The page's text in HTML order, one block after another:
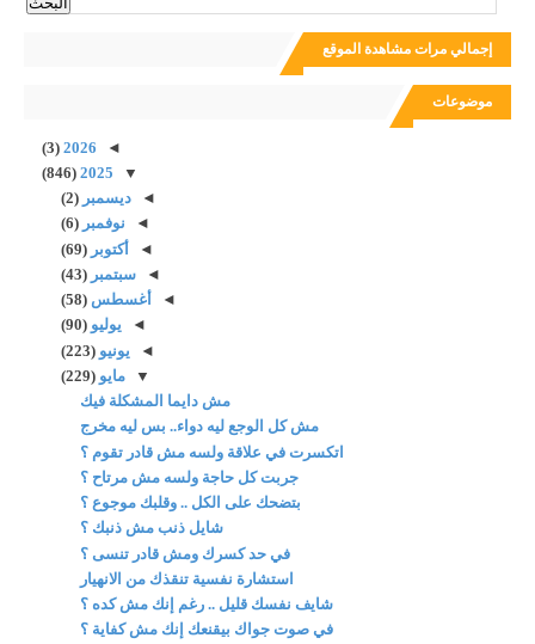
إجمالي مرات مشاهدة الموقع
موضوعات
◄
2026
(3)
▼
2025
(846)
◄ديسمبر(2)
◄ نوفمبر(6)
◄أكتوبر(69)
◄سبتمبر(43)
◄
أغسطس(58)
◄ يوليو(90)
◄ يونيو(223)
▼مايو(229)
مش دايما المشكلة فيك
مش كل الوجع ليه دواء.. بس ليه مخرج
اتكسرت في علاقة ولسه مش قادر تقوم ؟
جربت كل حاجة ولسه مش مرتاح ؟
بتضحك على الكل .. وقلبك موجوع ؟
شايل ذنب مش ذنبك ؟
في حد كسرك ومش قادر تنسى ؟
استشارة نفسية تنقذك من الانهيار
شايف نفسك قليل .. رغم إنك مش كده ؟
في صوت جواك بيقنعك إنك مش كفاية ؟